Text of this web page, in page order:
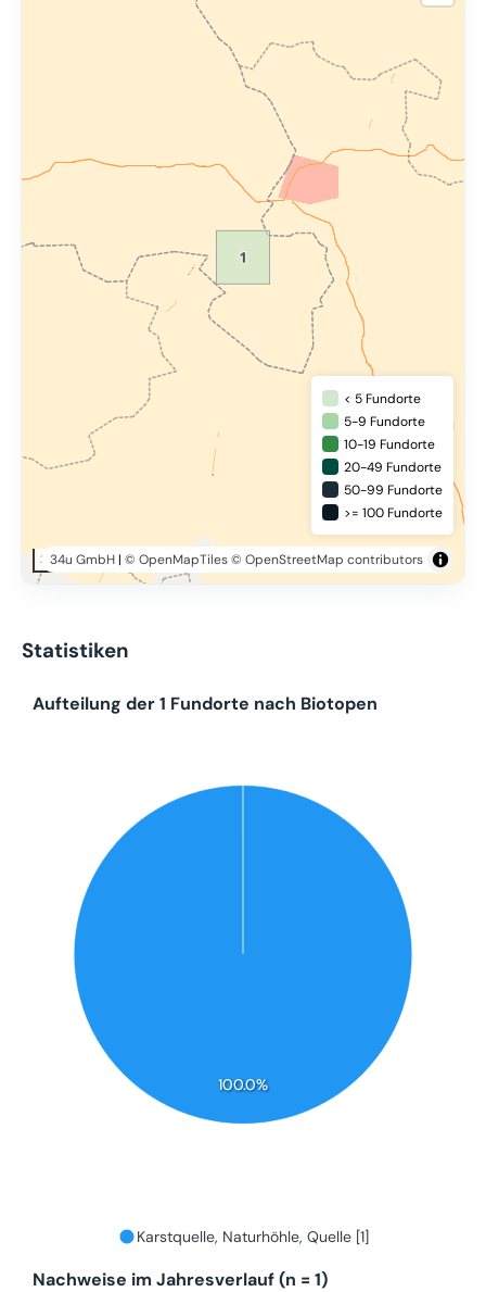
20 km
34u GmbH| © OpenMapTiles© OpenStreetMap contributors
< 5 Fundorte
5-9 Fundorte
10-19 Fundorte
20-49 Fundorte
50-99 Fundorte
>= 100 Fundorte
Statistiken
100.0%
Aufteilung der 1 Fundorte nach Biotopen
Karstquelle, Naturhöhle, Quelle [1]
Nachweise im Jahresverlauf (n = 1)